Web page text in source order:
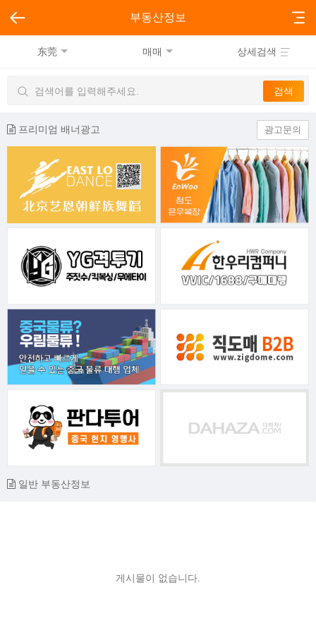
부동산정보
东莞 매매 상세검색
프리미엄 배너광고 광고문의
일반 부동산정보
게시물이 없습니다.